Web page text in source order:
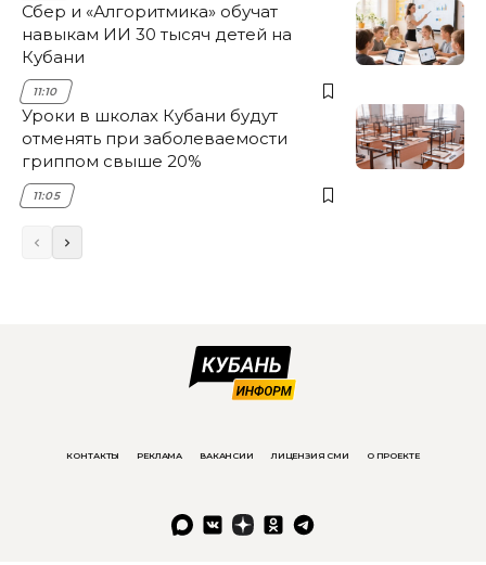
Сбер и «Алгоритмика» обучат
навыкам ИИ 30 тысяч детей на
Кубани
11:10
Уроки в школах Кубани будут
отменять при заболеваемости
гриппом свыше 20%
11:05
КОНТАКТЫ РЕКЛАМА ВАКАНСИИ ЛИЦЕНЗИЯ СМИ О ПРОЕКТЕ